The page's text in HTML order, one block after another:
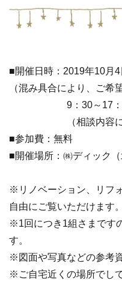
■開催日時：2019年10月4
（混み具合により、ご希
9：30～17：30のう
（相談内容により
■参加費：無料
■開催場所：㈱ディック
※リノベーション、リフ
自由にご覧いただけます。
※1回につき1組さまです
す。
※図面や写真などの参考
※ご自宅近くの場所でし